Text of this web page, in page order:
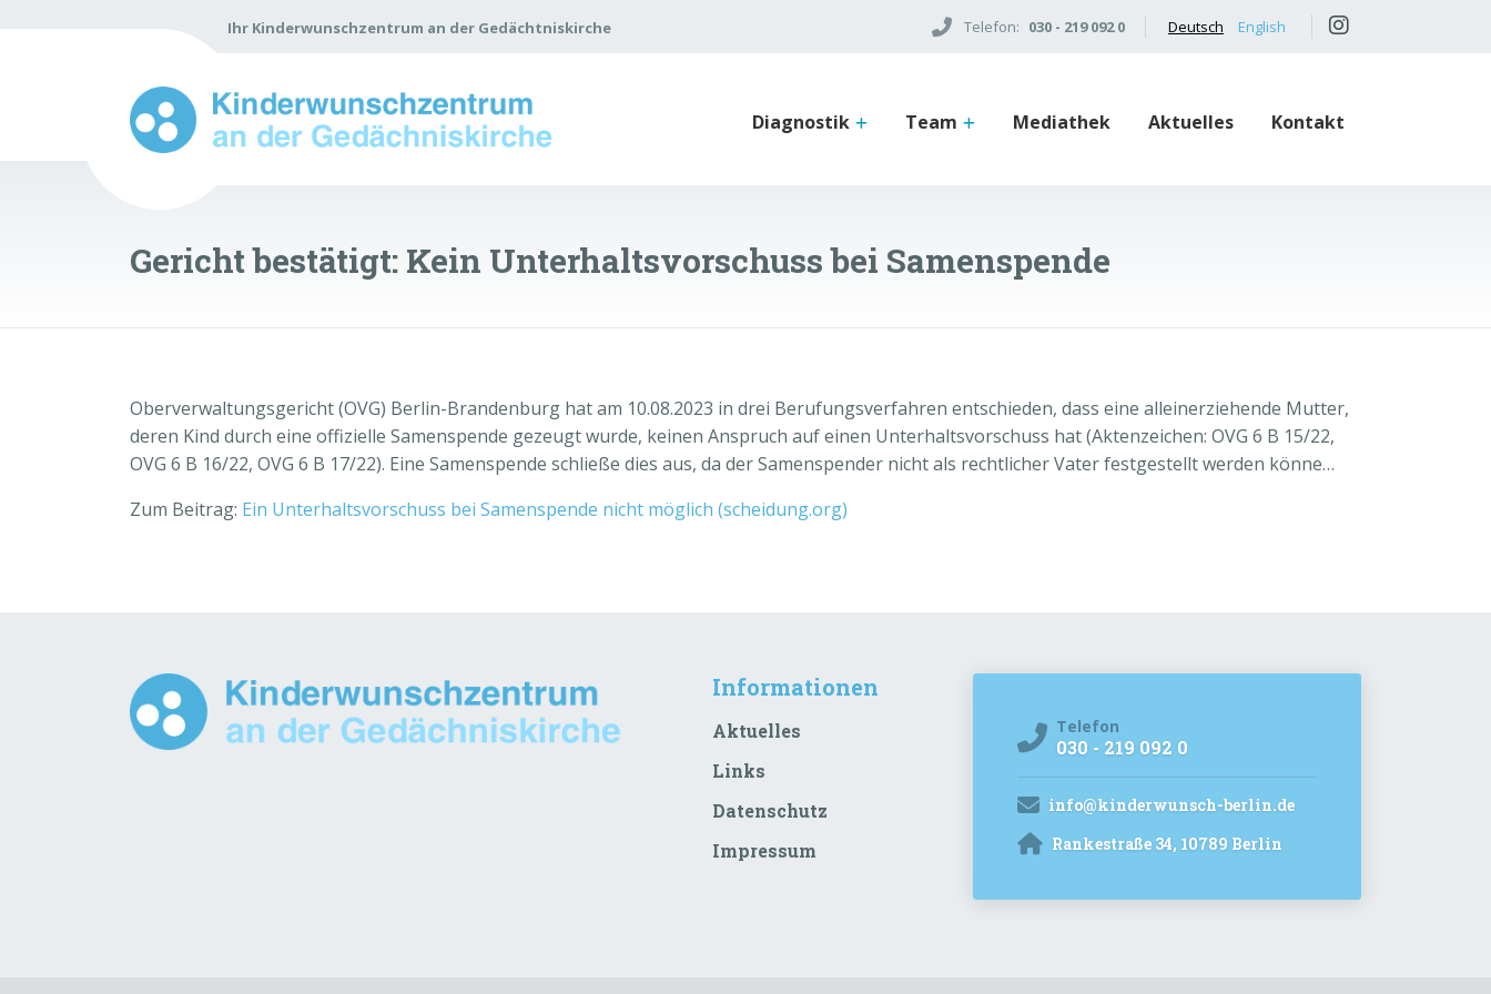
Ihr Kinderwunschzentrum an der Gedächtniskirche Telefon: 030 - 219 092 0 Deutsch English
Diagnostik Team Mediathek Aktuelles Kontakt
Gericht bestätigt: Kein Unterhaltsvorschuss bei Samenspende
Oberverwaltungsgericht (OVG) Berlin-Brandenburg hat am 10.08.2023 in drei Berufungsverfahren entschieden, dass eine alleinerziehende Mutter,
deren Kind durch eine offizielle Samenspende gezeugt wurde, keinen Anspruch auf einen Unterhaltsvorschuss hat (Aktenzeichen: OVG 6 B 15/22,
OVG 6 B 16/22, OVG 6 B 17/22). Eine Samenspende schließe dies aus, da der Samenspender nicht als rechtlicher Vater festgestellt werden könne…
Zum Beitrag: Ein Unterhaltsvorschuss bei Samenspende nicht möglich (scheidung.org)
Informationen
Aktuelles
Links
Datenschutz
Impressum
Telefon
030 - 219 092 0
info@kinderwunsch-berlin.de
Rankestraße 34, 10789 Berlin